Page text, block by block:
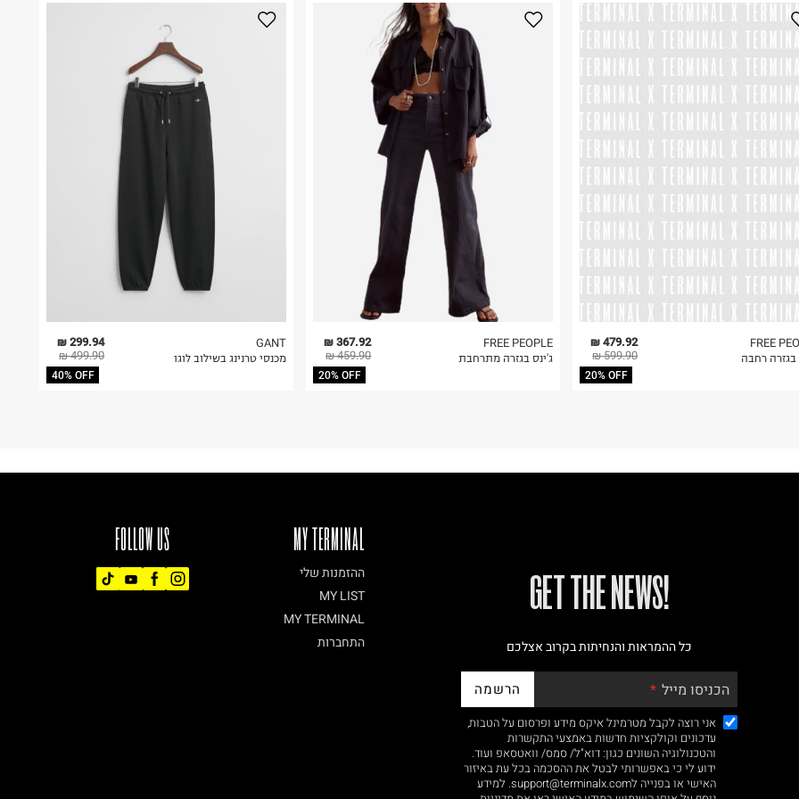
על גבי החבילה
באתר בלבד
בלבד. לא ניתן
299.94 ₪
499.90 ₪
40% OFF
GANT
מכנסי טרנינג בשילוב לוגו
367.92 ₪
459.90 ₪
20% OFF
FREE PEOPLE
ג'ינס בגזרה מתרחבת
479.92 ₪
599.90 ₪
20% OFF
FREE
בגזרה רחבה
FOLLOW US MY TERMINAL
ההזמנות שלי
MY LIST
MY TERMINAL
התחברות
!GET THE NEWS
כל ההמראות והנחיתות בקרוב אצלכם
הכניסו מייל הרשמה
אני רוצה לקבל מטרמינל איקס מידע ופרסום על הטבות,
עדכונים וקולקציות חדשות באמצעי התקשרות
והטכנולוגיה השונים כגון: דוא"ל/ סמס/ וואטסאפ ועוד.
ידוע לי כי באפשרותי לבטל את ההסכמה בכל עת באיזור
האישי או בפנייה לsupport@terminalx.com. למידע